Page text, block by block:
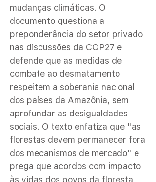
mudanças climáticas. O
documento questiona a
preponderância do setor privado
nas discussões da COP27 e
defende que as medidas de
combate ao desmatamento
respeitem a soberania nacional
dos países da Amazônia, sem
aprofundar as desigualdades
sociais. O texto enfatiza que "as
florestas devem permanecer fora
dos mecanismos de mercado" e
prega que acordos com impacto
às vidas dos povos da floresta